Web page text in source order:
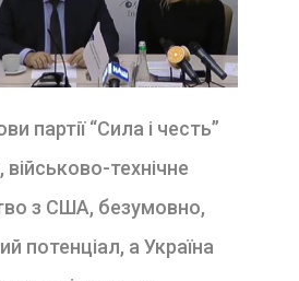
партії “Сила і честь”
технічне
з США, безумовно,
потенціал, а Україна